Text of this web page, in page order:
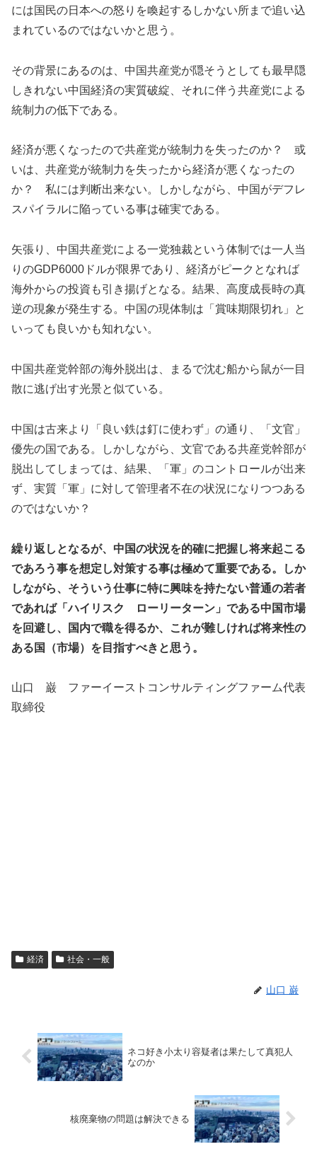
には国民の日本への怒りを喚起するしかない所まで追い込
まれているのではないかと思う。
その背景にあるのは、中国共産党が隠そうとしても最早隠
しきれない中国経済の実質破綻、それに伴う共産党による
統制力の低下である。
経済が悪くなったので共産党が統制力を失ったのか？ 或
いは、共産党が統制力を失ったから経済が悪くなったの
か？ 私には判断出来ない。しかしながら、中国がデフレ
スパイラルに陥っている事は確実である。
矢張り、中国共産党による一党独裁という体制では一人当
りのGDP6000ドルが限界であり、経済がピークとなれば
海外からの投資も引き揚げとなる。結果、高度成長時の真
逆の現象が発生する。中国の現体制は「賞味期限切れ」と
いっても良いかも知れない。
中国共産党幹部の海外脱出は、まるで沈む船から鼠が一目
散に逃げ出す光景と似ている。
中国は古来より「良い鉄は釘に使わず」の通り、「文官」
優先の国である。しかしながら、文官である共産党幹部が
脱出してしまっては、結果、「軍」のコントロールが出来
ず、実質「軍」に対して管理者不在の状況になりつつある
のではないか？
繰り返しとなるが、中国の状況を的確に把握し将来起こる
であろう事を想定し対策する事は極めて重要である。しか
しながら、そういう仕事に特に興味を持たない普通の若者
であれば「ハイリスク ローリーターン」である中国市場
を回避し、国内で職を得るか、これが難しければ将来性の
ある国（市場）を目指すべきと思う。
山口 巌 ファーイーストコンサルティングファーム代表
取締役
経済 社会・一般
山口 巌
ネコ好き小太り容疑者は果たして真犯人
なのか
核廃棄物の問題は解決できる